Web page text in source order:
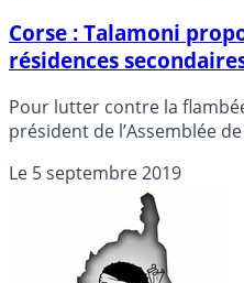
Corse : Talamoni
résidences
Pour lutter contre la
président de l’Assemblée
secondaires, sauf celles
alternative à l’idée de
résidents corses.
Le 5 septembre 2019